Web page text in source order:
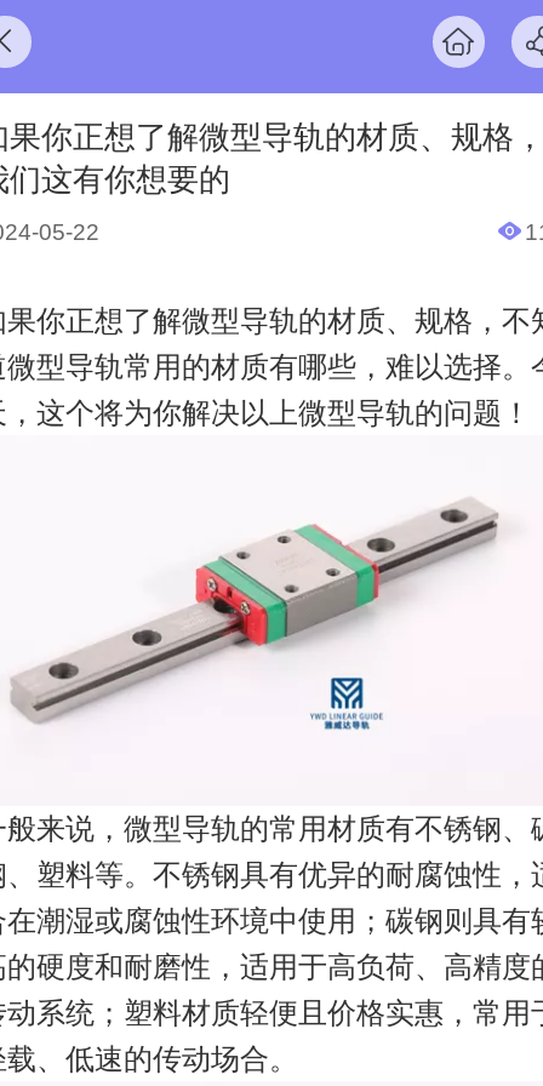
果你正想了解微型导轨的材质、规格，
们这有你想要的
05-22
果你正想了解微型导轨的材质、规格，不
微型导轨常用的材质有哪些，难以选择。
，这个将为你解决以上微型导轨的问题！
般来说，微型导轨的常用材质有不锈钢、
、塑料等。不锈钢具有优异的耐腐蚀性，
在潮湿或腐蚀性环境中使用；碳钢则具有
的硬度和耐磨性，适用于高负荷、高精度
动系统；塑料材质轻便且价格实惠，常用
载、低速的传动场合。